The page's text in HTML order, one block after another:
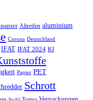
Altreifen aluminium
Corona Deutschland
IFAT IFAT 2024 KI
Papier PET
Schrott